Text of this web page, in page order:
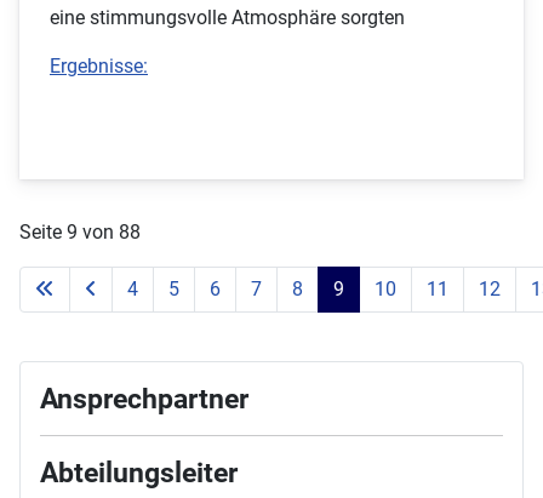
eine stimmungsvolle Atmosphäre sorgten
Ergebnisse:
Seite 9 von 88
4 5 6 7 8 9 10 11 12
Ansprechpartner
Abteilungsleiter